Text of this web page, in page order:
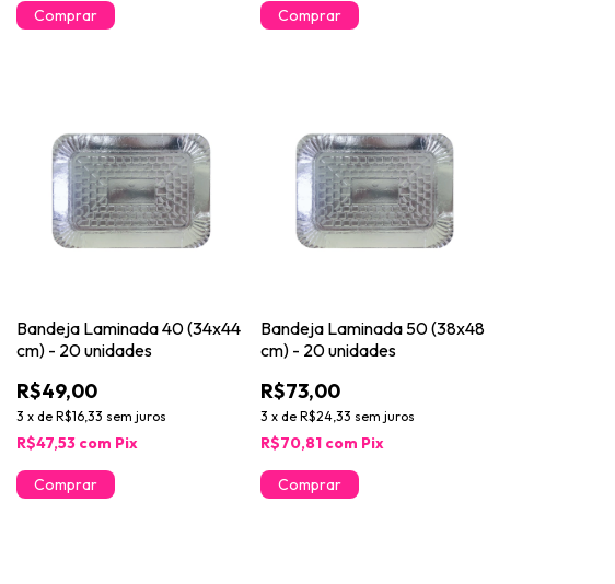
Bandeja Laminada 40 (34x44
cm) - 20 unidades
R$49,00
3 x deR$16,33 sem juros
R$47,53 com Pix
Bandeja Laminada 50 (38x48
cm) - 20 unidades
R$73,00
3 x de R$24,33 sem juros
R$70,81 com Pix